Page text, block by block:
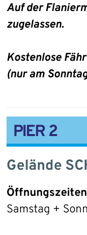
Auf der
zugelassen.
Kostenlose
(nur am
PIER 2
Gelände
Öffnungszeiten
Samstag +